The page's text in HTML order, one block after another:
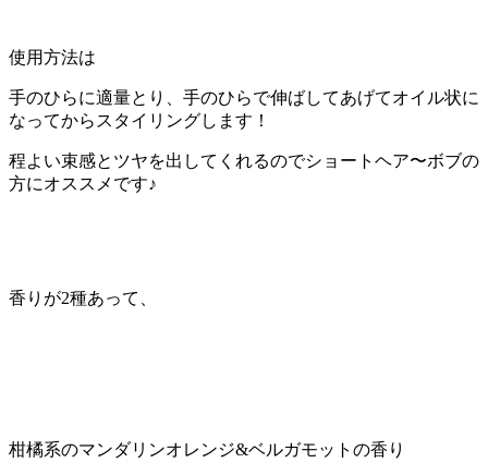
使用方法は
手のひらに適量とり、手のひらで伸ばしてあげてオイル状に
なってからスタイリングします！
程よい束感とツヤを出してくれるのでショートヘア〜ボブの
方にオススメです♪
香りが2種あって、
柑橘系のマンダリンオレンジ&ベルガモットの香り